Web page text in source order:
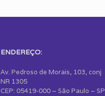
ENDEREÇO:
Av. Pedroso de Morais, 103, conj
NR 1305
CEP: 05419-000 – São Paulo – SP